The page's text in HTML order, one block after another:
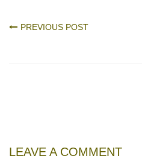
PREVIOUS POST
LEAVE A COMMENT